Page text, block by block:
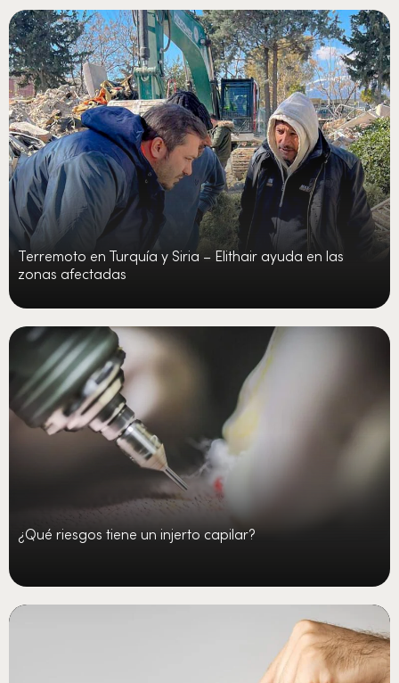
Terremoto en Turquía y Siria – Elithair ayuda en las
zonas afectadas
¿Qué riesgos tiene un injerto capilar?